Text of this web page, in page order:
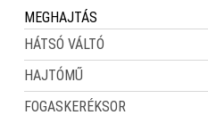
MEGHAJTÁS
HÁTSÓ VÁLTÓ
HAJTÓMŰ
FOGASKERÉKSOR